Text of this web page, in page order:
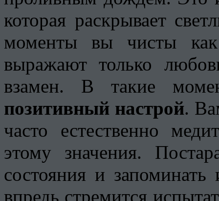
которая раскрывает
моменты вы чисты как
выражают только
взамен. В такие
позитивный настрой.
часто естественно
этому значения.
состояния и
впредь стремится